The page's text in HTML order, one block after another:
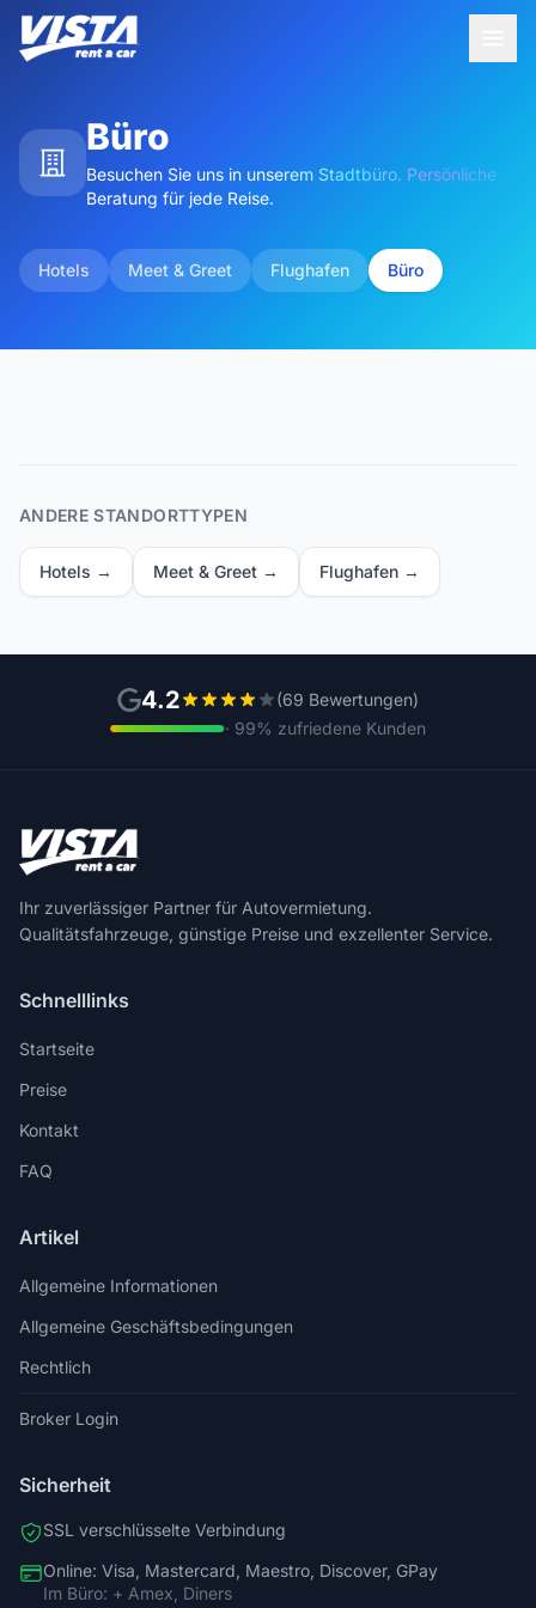
Büro
Besuchen Sie uns in unserem Stadtbüro. Persönliche
Beratung für jede Reise.
Hotels Meet & Greet Flughafen Büro
Makarska | Zentrum Sv. Nikola
ANDERE STANDORTTYPEN
Hotels → Meet & Greet → Flughafen →
4.2
(69 Bewertungen)
· 99% zufriedene Kunden
Ihr zuverlässiger Partner für Autovermietung.
Qualitätsfahrzeuge, günstige Preise und exzellenter Service.
Schnelllinks
Startseite
Preise
Kontakt
FAQ
Artikel
Allgemeine Informationen
Allgemeine Geschäftsbedingungen
Rechtlich
Broker Login
Sicherheit
SSL verschlüsselte Verbindung
Online: Visa, Mastercard, Maestro, Discover, GPay
Im Büro: + Amex, Diners